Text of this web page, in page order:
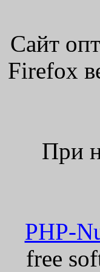
Сайт
Firefox
При
PHP-
free